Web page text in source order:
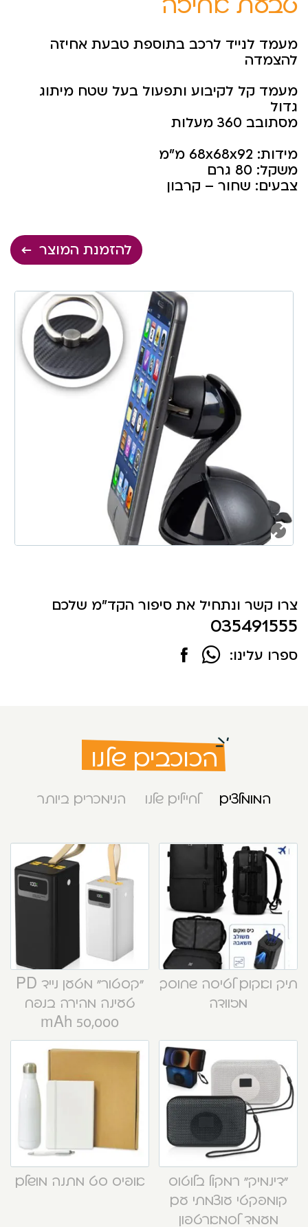
מעמד לנייד לרכב בתוספת טבעת אחיזה
להצמדה
מעמד קל לקיבוע ותפעול בעל שטח מיתוג
גדול
מסתובב 360 מעלות
מידות: 68x68x92 מ”מ
משקל: 80 גרם
צבעים: שחור – קרבון
להזמנת המוצר
צרו קשר ונתחיל את סיפור הקד"מ שלכם
035491555
ספרו עלינו:
הכוכבים שלנו
המומלצים לחיילים שלנו הנימכרים ביותר
תיק ואקום לטיסה שחוסך
מזוודה
“קסטור” מטען נייד PD
טעינה מהירה בנפח
50,000 mAh
“דינמיק” רמקול בלוטוס
קומפקטי עוצמתי עם
מעמד לסמארטפון
אופיס סט מתנה מושלם